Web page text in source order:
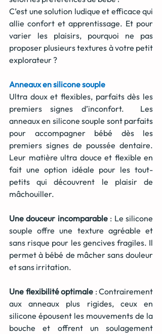
C’est une solution ludique et efficace qui
allie confort et apprentissage. Et pour
varier les plaisirs, pourquoi ne pas
proposer plusieurs textures à votre petit
explorateur ?
Anneaux en silicone souple
Ultra doux et flexibles, parfaits dès les
premiers signes d’inconfort.  Les
anneaux en silicone souple sont parfaits
pour accompagner bébé dès les
premiers signes de poussée dentaire.
Leur matière ultra douce et flexible en
fait une option idéale pour les tout-
petits qui découvrent le plaisir de
mâchouiller.
Une douceur incomparable : Le silicone
souple offre une texture agréable et
sans risque pour les gencives fragiles. Il
permet à bébé de mâcher sans douleur
et sans irritation.
Une flexibilité optimale : Contrairement
aux anneaux plus rigides, ceux en
silicone épousent les mouvements de la
bouche et offrent un soulagement